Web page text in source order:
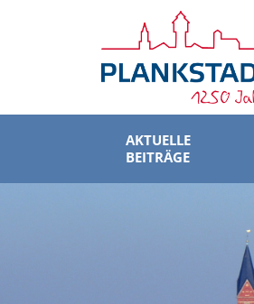
AKTUELLE
BEITRÄGE